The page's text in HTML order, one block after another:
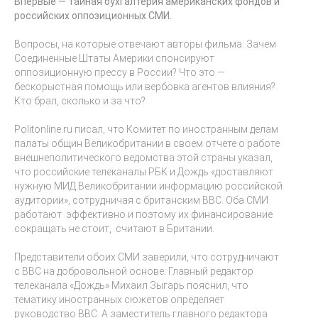
российских оппозиционных СМИ.
Вопросы, на которые отвечают авторы фильма: Зачем
Соединенные Штаты Америки спонсируют
оппозиционную прессу в России? Что это —
бескорыстная помощь или вербовка агентов влияния?
Кто брал, сколько и за что?
Politonline.ru писал, что Комитет по иностранным делам
палаты общин Великобритании в своем отчете о работе
внешнеполитического ведомства этой страны указал,
что российские телеканалы РБК и Дождь «доставляют
нужную МИД Великобритании информацию российской
аудитории», сотрудничая с британским ВВС. Оба СМИ
работают эффективно и поэтому их финансирование
сокращать не стоит, считают в Британии.
Представители обоих СМИ заверили, что сотрудничают
с ВВС на добровольной основе. Главный редактор
телеканала «Дождь» Михаил Зыгарь пояснил, что
тематику иностранных сюжетов определяет
руководство BBC. А заместитель главного редактора